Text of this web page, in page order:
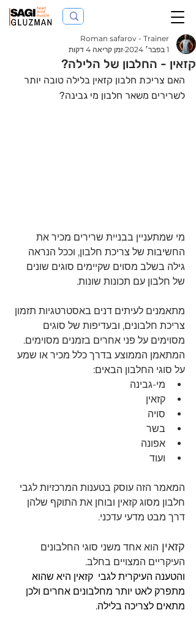
קזאין - החלבון של הלילה?
Roman safarov - Trainer
1 בפבר׳ 2024
זמן קריאה 4 דקות
האם צריכת חלבון קזאין בלילה טובה יותר
לשרירים משאר חלבון מי גבינה?
מי שמתעניין בבניית שרירים מכיר את
החשיבות של צריכת חלבון, וככל הנראה
גילה בשלב מסוים שקיימים סוגים שונים
של חלבון עם תכונות שונות.
מתאמנים לעיתים דנים באסטרטגיות תזמון
צריכת חלבונים, ובעדיפות של סוגים
מסוימים על פני אחרים בזמנים מסוימים.
המתאמן הממוצע בדרך כלל מכיר או שמע
על סוגי החלבון הבאים:
מי-גבינה
קזאין
סויה
בשר
אפונה
ועוד
המאמר הזה עוסק בטענות המרכזיות לגבי
חלבון מסוג קזאין ובוחן את התוקף שלהן
דרך מבט מדעי עדכני.
קזאין הוא אחד משני סוגי החלבונים
העיקריים המצויים בחלב.
והטענה העיקרית לגבי  קזאין היא שהוא
מתפרק לאט יותר מחלבונים אחרים ולכן
מתאים לצריכה בלילה.